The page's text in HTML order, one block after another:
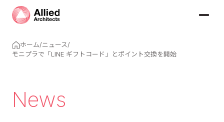
ホーム/ニュース/
モニプラで「LINE ギフトコード」とポイント交換を開始
News